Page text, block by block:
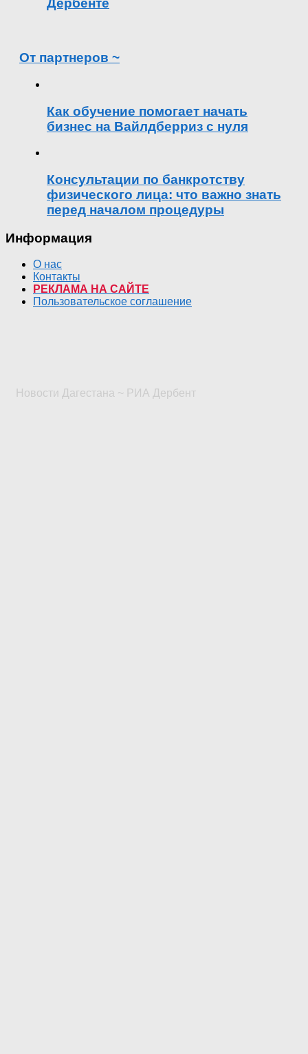
От партнеров ~
Как обучение помогает начать
бизнес на Вайлдберриз с нуля
Консультации по банкротству
физического лица: что важно знать
перед началом процедуры
Информация
О нас
Контакты
РЕКЛАМА НА САЙТЕ
Пользовательское соглашение
Новости Дагестана ~ РИА Дербент